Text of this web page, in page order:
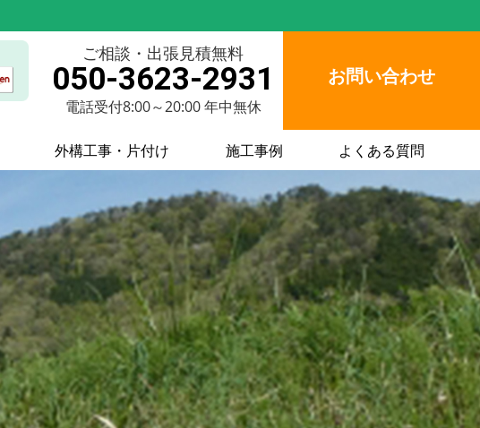
ご相談・出張見積無料
050-3623-2931
電話受付8:00～20:00 年中無休
お問い合わせ
外構工事・片付け 施工事例 よくある質問